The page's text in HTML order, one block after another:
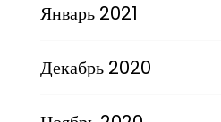
Январь 2021
Декабрь 2020